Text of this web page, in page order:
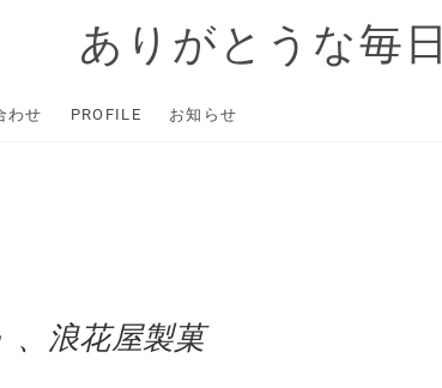
ありがとうな毎日
わせ PROFILE お知らせ
、浪花屋製菓